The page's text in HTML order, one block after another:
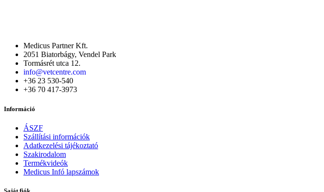
Medicus Partner Kft.
2051 Biatorbágy, Vendel Park
Tormásrét utca 12.
info@vetcentre.com
+36 23 530-540
+36 70 417-3973
Információ
ÁSZF
Szállítási információk
Adatkezelési tájékoztató
Szakirodalom
Termékvideók
Medicus Infó lapszámok